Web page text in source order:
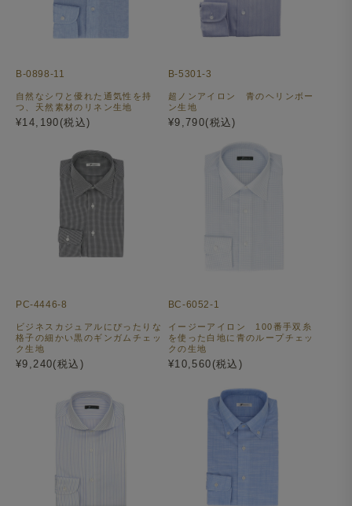
B-0898-11
自然なシワと優れた通気性を持
つ、天然素材のリネン生地
¥14,190(税込)
B-5301-3
超ノンアイロン 青のヘリンボー
ン生地
¥9,790(税込)
PC-4446-8
ビジネスカジュアルにぴったりな
格子の細かい黒のギンガムチェッ
ク生地
¥9,240(税込)
BC-6052-1
イージーアイロン 100番手双糸
を使った白地に青のループチェッ
クの生地
¥10,560(税込)